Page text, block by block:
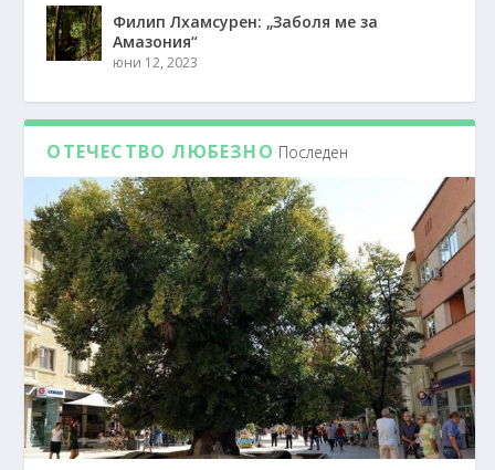
Филип Лхамсурен: „Заболя ме за
Амазония“
юни 12, 2023
ОТЕЧЕСТВО ЛЮБЕЗНО Последен